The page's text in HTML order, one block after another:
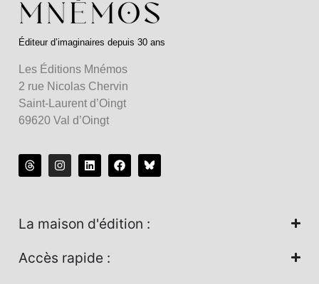
Éditeur d’imaginaires depuis 30 ans
Les Éditions Mnémos
2 rue Nicolas Chervin
Saint-Laurent d’Oingt
69620 Val d’Oingt
La maison d'édition :
Accès rapide :